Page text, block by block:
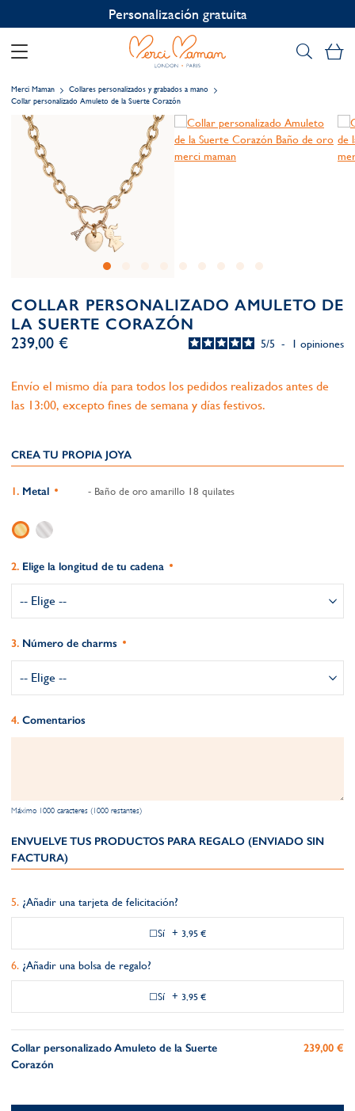
Personalización gratuita
Merci Maman
Collares personalizados y grabados a mano
Collar personalizado Amuleto de la Suerte Corazón
COLLAR PERSONALIZADO AMULETO DE
LA SUERTE CORAZÓN
5/5 - 1 opiniones
239,00 €
Envío el mismo día para todos los pedidos realizados antes de
las 13:00, excepto fines de semana y días festivos.
CREA TU PROPIA JOYA
Metal - Baño de oro amarillo 18 quilates
Elige la longitud de tu cadena
Número de charms
Comentarios
Máximo 1000 caracteres (1000 restantes)
ENVUELVE TUS PRODUCTOS PARA REGALO (ENVIADO SIN
FACTURA)
¿Añadir una tarjeta de felicitación?
Sí + 3,95 €
¿Añadir una bolsa de regalo?
Sí + 3,95 €
Collar personalizado Amuleto de la Suerte
Corazón
239,00 €